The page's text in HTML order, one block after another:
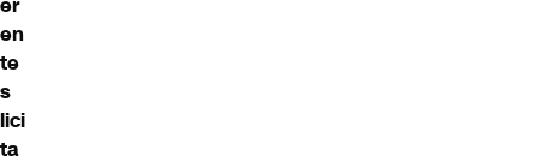
en
te
s
lici
ta